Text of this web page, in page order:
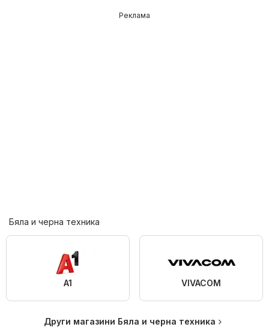
Реклама
Бяла и черна техника
A1 VIVACOM
Други магазини Бяла и черна техника